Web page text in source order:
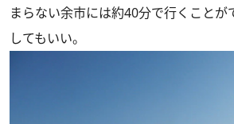
まらない余市には約40分で行くことが
してもいい。